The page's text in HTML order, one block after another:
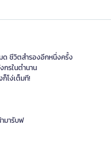
ด ชีวิตสำรองอีกหนึ่งครั้ง
รในตำนาน
โง่เต็มที!
มารับฟ